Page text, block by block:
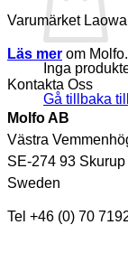
Inga
Gå tillbaka
Varumärket
Läs mer om Molfo.
Kontakta Oss
Molfo AB
Västra
SE-274 93 Skurup
Sweden
Tel +46 (0) 70